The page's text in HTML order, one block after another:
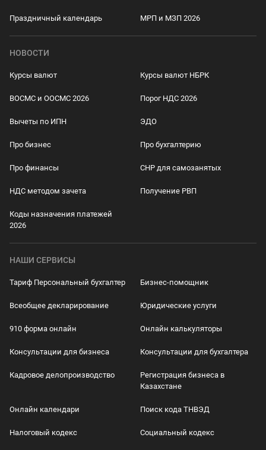
Праздничный календарь МРП и МЗП 2026
НОВОСТИ
Курсы валют Курсы валют НБРК
ВОСМС и ООСМС 2026 Порог НДС 2026
Вычеты по ИПН ЭДО
Про бизнес Про бухгалтерию
Про финансы СНР для самозанятых
НДС методом зачета Получение РВП
Коды назначения платежей
2026
НАШИ СЕРВИСЫ
Тариф Персональный бухгалтер Бизнес-помощник
Всеобщее декларирование Юридические услуги
910 форма онлайн Онлайн калькуляторы
Консультации для бизнеса Консультации для бухгалтера
Кадровое делопроизводство
Регистрация бизнеса в
Казахстане
Онлайн календари Поиск кода ТНВЭД
Налоговый кодекс Социальный кодекс